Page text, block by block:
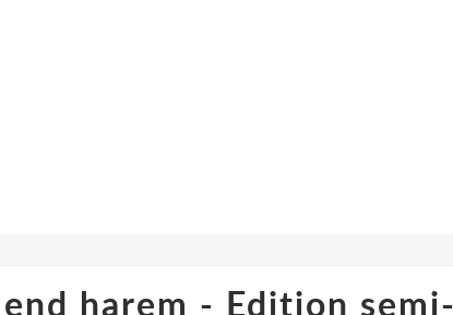
harem - Edition semi-